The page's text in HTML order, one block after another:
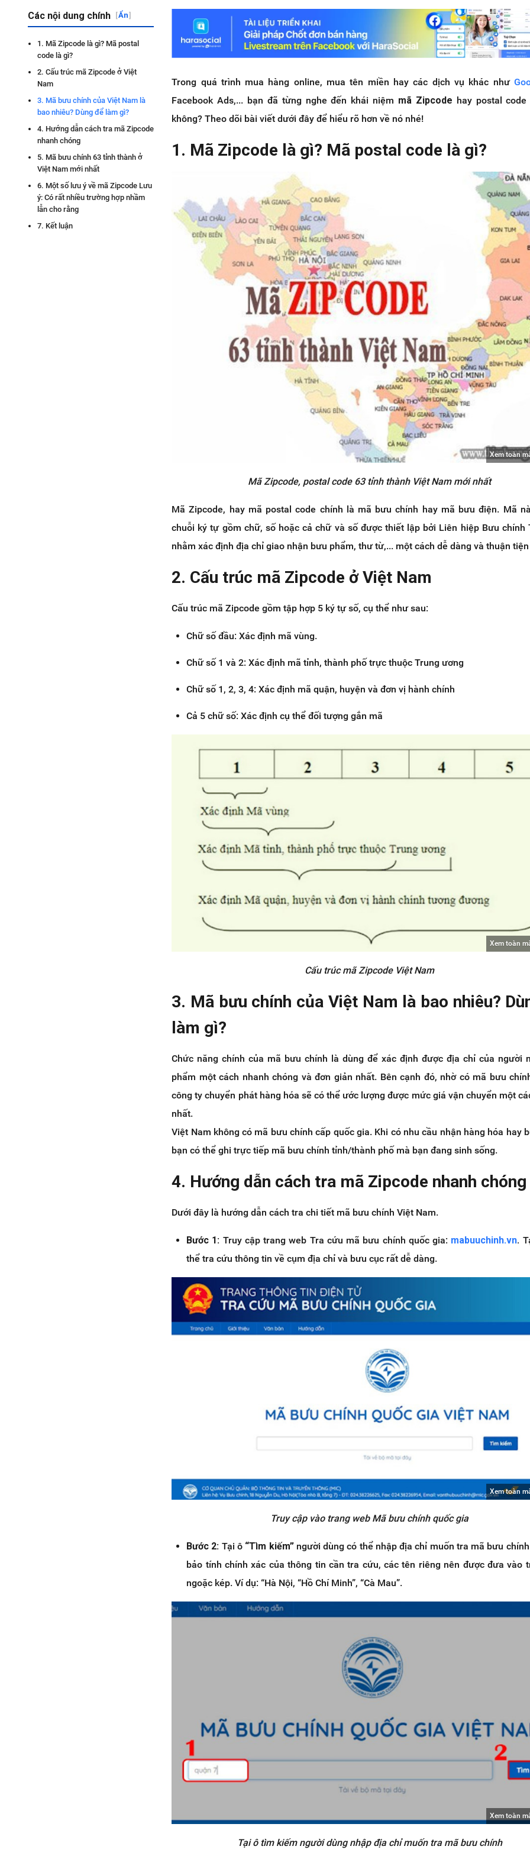
Các nội dung chính [Ẩn]
1. Mã Zipcode là gì? Mã postal
code là gì?
2. Cấu trúc mã Zipcode ở Việt
Nam
3. Mã bưu chính của Việt Nam là
bao nhiêu? Dùng để làm gì?
4. Hướng dẫn cách tra mã Zipcode
nhanh chóng
5. Mã bưu chính 63 tỉnh thành ở
Việt Nam mới nhất
6. Một số lưu ý về mã Zipcode Lưu
ý: Có rất nhiều trường hợp nhầm
lẫn cho rằng
7. Kết luận
Trong quá trình mua hàng online, mua tên miền hay các dịch vụ khác như
Facebook Ads,... bạn đã từng nghe đến khái niệm mã Zipcode hay postal
không? Theo dõi bài viết dưới đây để hiểu rõ hơn về nó nhé!
1. Mã Zipcode là gì? Mã postal code là gì?
Xem toàn
Mã Zipcode, postal code 63 tỉnh thành Việt Nam mới nhất
Mã Zipcode, hay mã postal code chính là mã bưu chính hay mã bưu điện. Mã
chuỗi ký tự gồm chữ, số hoặc cả chữ và số được thiết lập bởi Liên hiệp Bưu chính
nhằm xác định địa chỉ giao nhận bưu phẩm, thư từ,... một cách dễ dàng và thuận
2. Cấu trúc mã Zipcode ở Việt Nam
Cấu trúc mã Zipcode gồm tập hợp 5 ký tự số, cụ thể như sau:
Chữ số đầu: Xác định mã vùng.
Chữ số 1 và 2: Xác định mã tỉnh, thành phố trực thuộc Trung ương
Chữ số 1, 2, 3, 4: Xác định mã quận, huyện và đơn vị hành chính
Cả 5 chữ số: Xác định cụ thể đối tượng gắn mã
Xem toàn
Cấu trúc mã Zipcode Việt Nam
3. Mã bưu chính của Việt Nam là bao nhiêu?
làm gì?
Chức năng chính của mã bưu chính là dùng để xác định được địa chỉ của người
phẩm một cách nhanh chóng và đơn giản nhất. Bên cạnh đó, nhờ có mã bưu
công ty chuyển phát hàng hóa sẽ có thể ước lượng được mức giá vận chuyển một
nhất.
Việt Nam không có mã bưu chính cấp quốc gia. Khi có nhu cầu nhận hàng hóa hay
bạn có thể ghi trực tiếp mã bưu chính tỉnh/thành phố mà bạn đang sinh sống.
4. Hướng dẫn cách tra mã Zipcode nhanh chóng
Dưới đây là hướng dẫn cách tra chi tiết mã bưu chính Việt Nam.
Bước 1: Truy cập trang web Tra cứu mã bưu chính quốc gia: mabuuchinh.vn.
thể tra cứu thông tin về cụm địa chỉ và bưu cục rất dễ dàng.
Xem toàn
Truy cập vào trang web Mã bưu chính quốc gia
Bước 2: Tại ô “Tìm kiếm” người dùng có thể nhập địa chỉ muốn tra mã bưu
bảo tính chính xác của thông tin cần tra cứu, các tên riêng nên được đưa vào
ngoặc kép. Ví dụ: “Hà Nội, “Hồ Chí Minh”, “Cà Mau”.
Xem toàn
Tại ô tìm kiếm người dùng nhập địa chỉ muốn tra mã bưu chính